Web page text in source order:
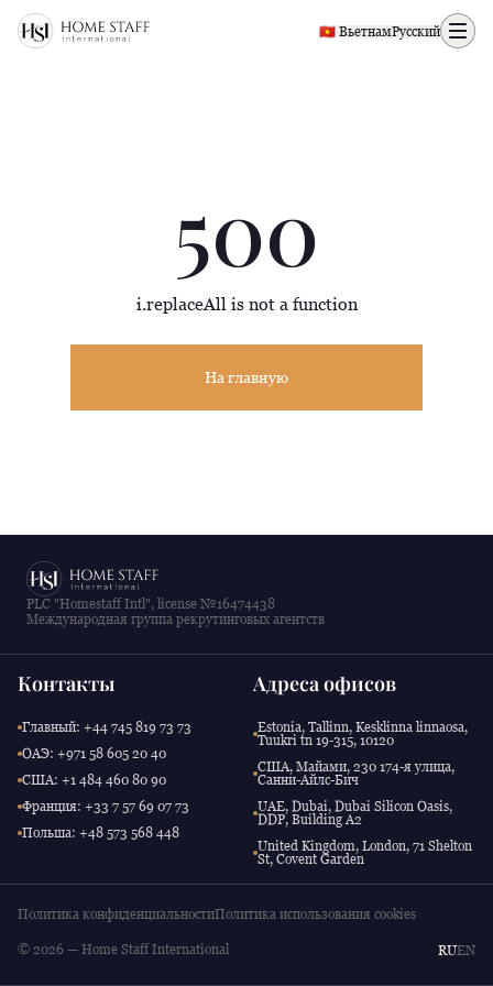
500 page
🇻🇳 ВьетнамРусский
500
i.replaceAll is not a function
На главную
PLC "Homestaff Intl", license №16474438
Международная группа рекрутинговых агентств
Контакты
Главный: +44 745 819 73 73
ОАЭ: +971 58 605 20 40
США: +1 484 460 80 90
Франция: +33 7 57 69 07 73
Польша: +48 573 568 448
Адреса офисов
Estonia, Tallinn, Kesklinna linnaosa,
Tuukri tn 19-315, 10120
США, Майами, 230 174-я улица,
Санни-Айлс-Бич
UAE, Dubai, Dubai Silicon Oasis,
DDP, Building A2
United Kingdom, London, 71 Shelton
St, Covent Garden
Политика конфиденциальностиПолитика использования cookies
© 2026 — Home Staff International RUEN